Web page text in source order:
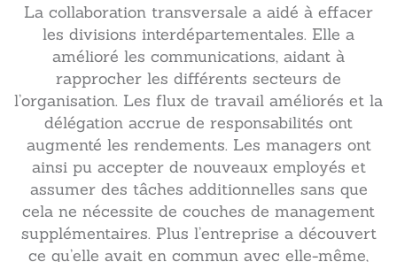
La collaboration transversale a aidé à effacer
les divisions interdépartementales. Elle a
amélioré les communications, aidant à
rapprocher les différents secteurs de
l’organisation. Les flux de travail améliorés et la
délégation accrue de responsabilités ont
augmenté les rendements. Les managers ont
ainsi pu accepter de nouveaux employés et
assumer des tâches additionnelles sans que
cela ne nécessite de couches de management
supplémentaires. Plus l’entreprise a découvert
ce qu’elle avait en commun avec elle-même,